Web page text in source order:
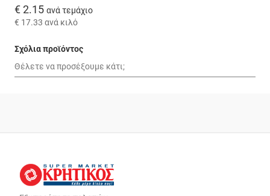
€ 2.15 ανά τεμάχιο
€ 17.33 ανά κιλό
Σχόλια προϊόντος